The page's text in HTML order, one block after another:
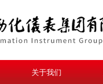
关于我们